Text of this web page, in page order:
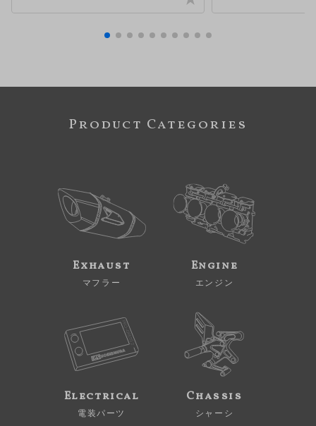
Product Categories
Exhaust
マフラー
Engine
エンジン
Electrical
電装パーツ
Chassis
シャーシ